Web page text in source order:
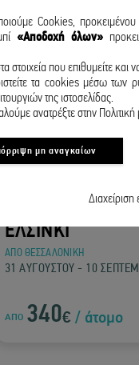
ΕΛΣΙΝΚΙ
ΑΠΟ ΘΕΣΣΑΛΟΝΙΚΗ
31 ΑΥΓΟΥΣΤΟΥ - 10
ΑΠΟ 340€ / άτομο
Cookies,
«Αποδοχή όλων»
στοιχεία που επιθυμείτε και
τα cookies μέσω των
της ιστοσελίδας.
ανατρέξτε στην
μη αναγκαίων